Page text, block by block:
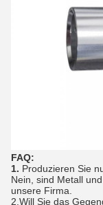
FAQ:
1. Produzieren Sie
Nein, sind Metall
unsere Firma.
2.Will Sie das